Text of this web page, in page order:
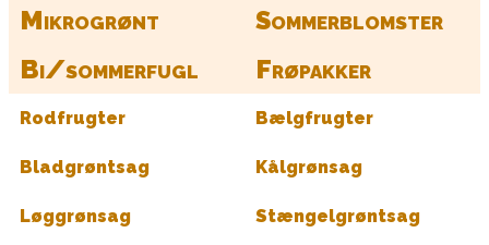
Mikrogrønt
Sommerblomster
Bi/sommerfugl
Frøpakker
Rodfrugter Bælgfrugter
Bladgrøntsag Kålgrønsag
Løggrønsag Stængelgrøntsag